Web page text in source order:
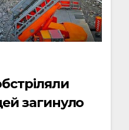
загинуло